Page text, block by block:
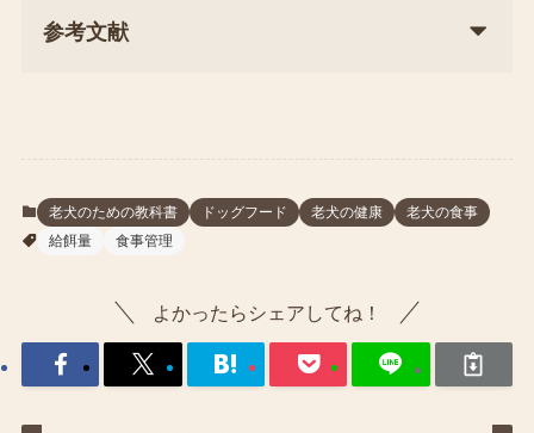
参考文献
老犬のための教科書 ドッグフード 老犬の健康
老犬の食事
給餌量
食事管理
よかったらシェアしてね！